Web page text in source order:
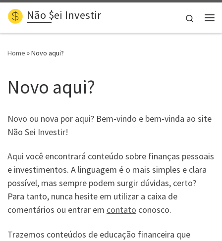
Skip to content
Não $ei Investir
Search
Home »Novo aqui?
Novo aqui?
Novo ou nova por aqui? Bem-vindo e bem-vinda ao site
Não Sei Investir!
Aqui você encontrará conteúdo sobre finanças pessoais
e investimentos. A linguagem é o mais simples e clara
possível, mas sempre podem surgir dúvidas, certo?
Para tanto, nunca hesite em utilizar a caixa de
comentários ou entrar em contato conosco.
Trazemos conteúdos de educação financeira que